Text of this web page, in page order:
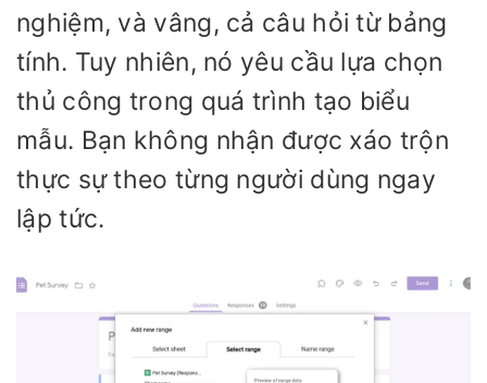
nghiệm, và vâng, cả câu hỏi từ bảng
tính. Tuy nhiên, nó yêu cầu lựa chọn
thủ công trong quá trình tạo biểu
mẫu. Bạn không nhận được xáo trộn
thực sự theo từng người dùng ngay
lập tức.